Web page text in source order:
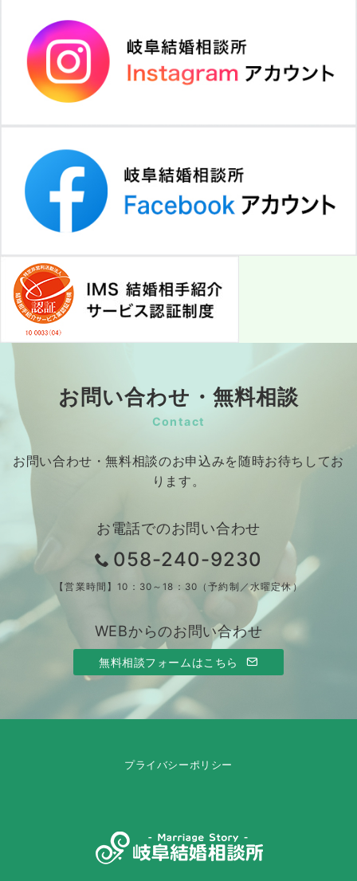
お問い合わせ・無料相談
Contact
お問い合わせ・無料相談のお申込みを随時お待ちしてお
ります。
お電話でのお問い合わせ
058-240-9230
【営業時間】10：30～18：30（予約制／水曜定休）
WEBからのお問い合わせ
無料相談フォームはこちら
プライバシーポリシー